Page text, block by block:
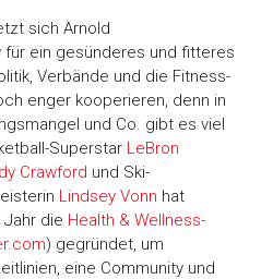
sich Arnold
ein gesünderes und fitteres
Verbände und die Fitness-
enger kooperieren, denn in
und Co. gibt es viel
Superstar LeBron
Crawford und Ski-
Lindsey Vonn hat
die Health & Wellness-
) gegründet, um
eine Community und